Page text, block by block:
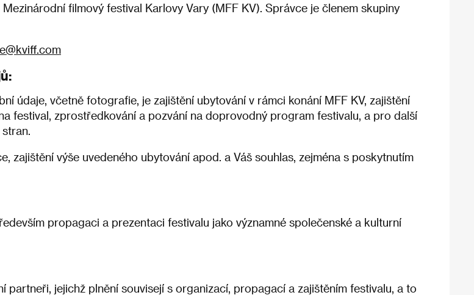
filmový festival Karlovy Vary (MFF KV). Správce je členem skupiny
údaje, včetně fotografie, je zajištění ubytování v rámci konání MFF KV, zajištění
festival, zprostředkování a pozvání na doprovodný program festivalu, a pro další
zajištění výše uvedeného ubytování apod. a Váš souhlas, zejména s poskytnutím
propagaci a prezentaci festivalu jako významné společenské a kulturní
jejichž plnění souvisejí s organizací, propagací a zajištěním festivalu, a to